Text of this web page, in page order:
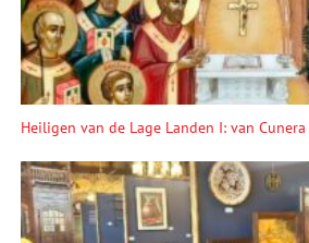
Heiligen van de Lage Landen I: van